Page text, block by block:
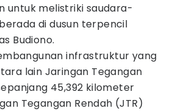
untuk melistriki saudara-
di dusun terpencil
Budiono.
infrastruktur yang
lain Jaringan Tegangan
45,392 kilometer
Tegangan Rendah (JTR)